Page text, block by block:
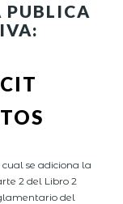
PUBLICA
se adiciona la
2 del Libro 2
del